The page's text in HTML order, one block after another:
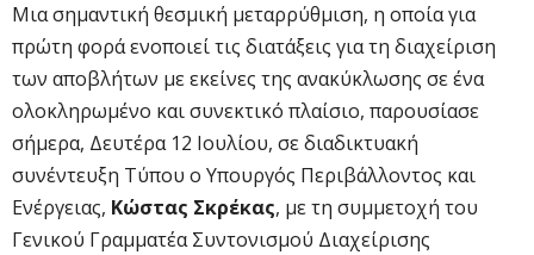
Μια σημαντική θεσμική μεταρρύθμιση, η οποία για
πρώτη φορά ενοποιεί τις διατάξεις για τη διαχείριση
των αποβλήτων με εκείνες της ανακύκλωσης σε ένα
ολοκληρωμένο και συνεκτικό πλαίσιο, παρουσίασε
σήμερα, Δευτέρα 12 Ιουλίου, σε διαδικτυακή
συνέντευξη Τύπου ο Υπουργός Περιβάλλοντος και
Ενέργειας, Κώστας Σκρέκας, με τη συμμετοχή του
Γενικού Γραμματέα Συντονισμού Διαχείρισης